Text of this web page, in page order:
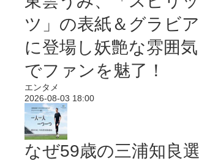
ツ」の表紙＆グラビア
に登場し妖艶な雰囲気
でファンを魅了！
エンタメ
2026-08-03 18:00
なぜ59歳の三浦知良選